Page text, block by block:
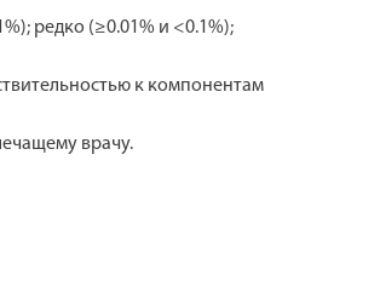
редко (≥0.01% и <0.1%);
к компонентам
врачу.